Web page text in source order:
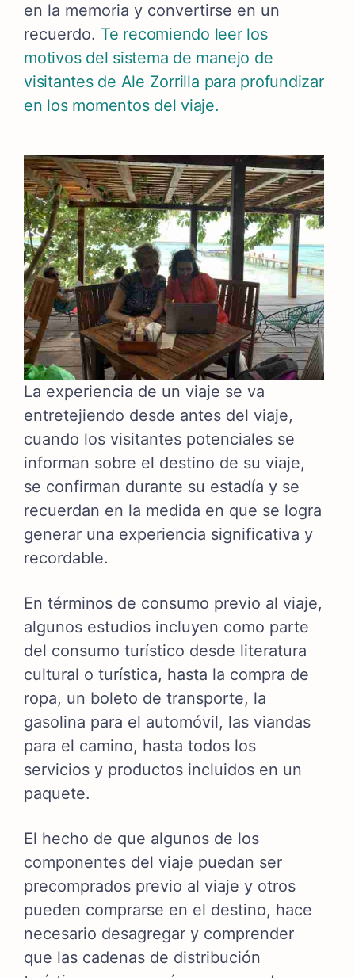
en la memoria y convertirse en un
recuerdo. Te recomiendo leer los
motivos del sistema de manejo de
visitantes de Ale Zorrilla para profundizar
en los momentos del viaje.
La experiencia de un viaje se va
entretejiendo desde antes del viaje,
cuando los visitantes potenciales se
informan sobre el destino de su viaje,
se confirman durante su estadía y se
recuerdan en la medida en que se logra
generar una experiencia significativa y
recordable.
En términos de consumo previo al viaje,
algunos estudios incluyen como parte
del consumo turístico desde literatura
cultural o turística, hasta la compra de
ropa, un boleto de transporte, la
gasolina para el automóvil, las viandas
para el camino, hasta todos los
servicios y productos incluidos en un
paquete.
El hecho de que algunos de los
componentes del viaje puedan ser
precomprados previo al viaje y otros
pueden comprarse en el destino, hace
necesario desagregar y comprender
que las cadenas de distribución